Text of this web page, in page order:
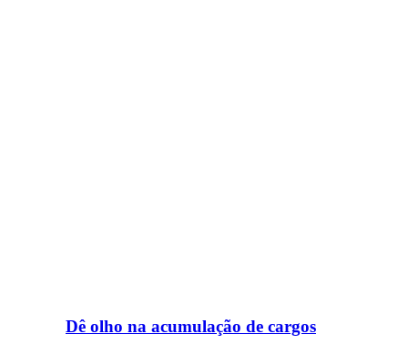
Dê olho na acumulação de cargos